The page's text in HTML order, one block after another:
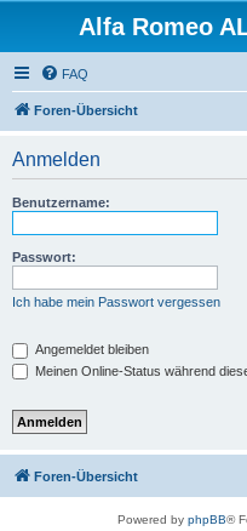
Alfa Romeo
FAQ
Foren-Übersicht
Anmelden
Benutzername:
Passwort:
Ich habe mein Passwort vergessen
Angemeldet bleiben
Meinen Online-Status während
Foren-Übersicht
Powered by phpBB®